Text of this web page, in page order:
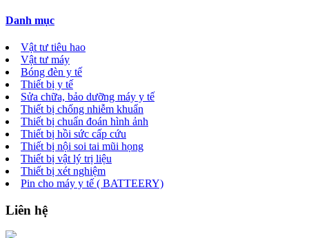
Danh mục
Vật tư tiêu hao
Vật tư máy
Bóng đèn y tế
Thiết bị y tế
Sửa chữa, bảo dưỡng máy y tế
Thiết bị chống nhiễm khuẩn
Thiết bị chuẩn đoán hình ảnh
Thiết bị hồi sức cấp cứu
Thiết bị nội soi tai mũi họng
Thiết bị vật lý trị liệu
Thiết bị xét nghiệm
Pin cho máy y tế ( BATTEERY)
Liên hệ